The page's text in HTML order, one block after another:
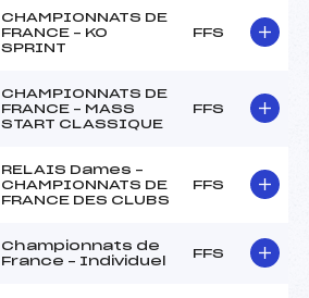
CHAMPIONNATS DE
FRANCE – KO
SPRINT
FFS
CHAMPIONNATS DE
FRANCE – MASS
START CLASSIQUE
FFS
RELAIS Dames –
CHAMPIONNATS DE
FRANCE DES CLUBS
FFS
Championnats de
France – Individuel
FFS